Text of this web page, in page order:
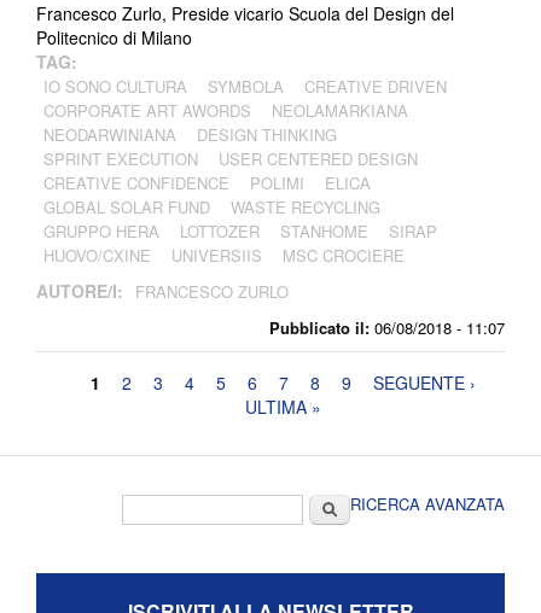
Pubblicato il: 06/08/2018 - 11:07
Francesco Zurlo, Preside vicario Scuola del Design del
Politecnico di Milano
TAG:
IO SONO CULTURA SYMBOLA
CREATIVE DRIVEN
CORPORATE ART AWORDS
NEOLAMARKIANA
NEODARWINIANA
DESIGN THINKING
SPRINT EXECUTION
USER CENTERED DESIGN
CREATIVE CONFIDENCE
POLIMI
ELICA
GLOBAL SOLAR FUND
WASTE RECYCLING
GRUPPO HERA
LOTTOZER STANHOME
SIRAP
HUOVO/CXINE
UNIVERSIIS MSC CROCIERE
AUTORE/I: FRANCESCO ZURLO
Pagine
1 2 3 4 5 6 7 8 9
SEGUENTE ›
ULTIMA »
CercaRICERCA AVANZATA